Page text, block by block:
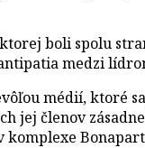
boli spolu
medzi
médií, ktoré
jej členov
komplexe